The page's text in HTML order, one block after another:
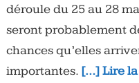
déroule du 25 au 28
seront probablement
chances qu’elles
importantes. […] Lire